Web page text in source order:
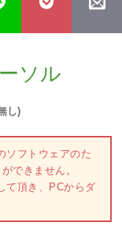
ソル
し)
ソフトウェアのた
できません。
て頂き、PCからダ